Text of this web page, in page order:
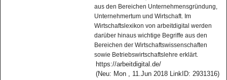
aus den Bereichen Unternehmensgründung,
Unternehmertum und Wirtschaft. Im
Wirtschaftslexikon von arbeitdigital werden
darüber hinaus wichtige Begriffe aus den
Bereichen der Wirtschaftswissenschaften
sowie Betriebswirtschaftslehre erklärt.
https://arbeitdigital.de/
(Neu: Mon , 11.Jun 2018 LinkID: 2931316)